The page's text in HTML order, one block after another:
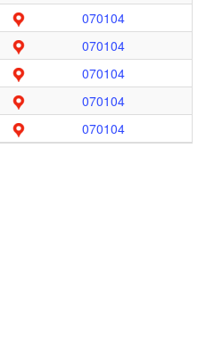
070104
070104
070104
070104
070104